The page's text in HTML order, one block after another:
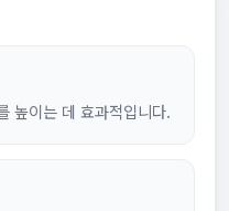
높이는 데 효과적입니다.